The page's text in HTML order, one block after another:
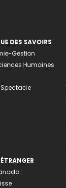
DES SAVOIRS
Gestion
Humaines